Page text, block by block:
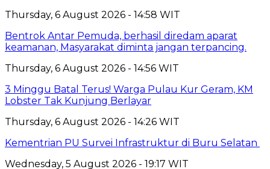
Thursday, 6 August 2026 - 14:58 WIT
Bentrok Antar Pemuda, berhasil diredam aparat
keamanan, Masyarakat diminta jangan terpancing.
Thursday, 6 August 2026 - 14:56 WIT
3 Minggu Batal Terus! Warga Pulau Kur Geram, KM
Lobster Tak Kunjung Berlayar
Thursday, 6 August 2026 - 14:26 WIT
Kementrian PU Survei Infrastruktur di Buru Selatan
Wednesday, 5 August 2026 - 19:17 WIT